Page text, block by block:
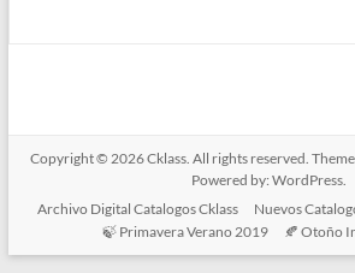
Copyright © 2026Cklass. All rights reserved. Theme
Powered by:WordPress.
Archivo Digital Catalogos Cklass
Nuevos
🍃 Primavera Verano 2019
🍂 Otoño